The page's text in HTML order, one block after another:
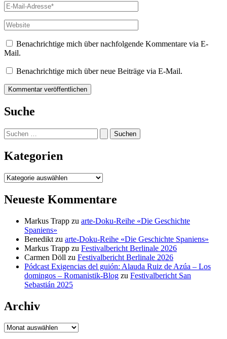
E-
Mail-
Adresse*
Website
Benachrichtige mich über nachfolgende Kommentare via E-
Mail.
Benachrichtige mich über neue Beiträge via E-Mail.
Suche
Suchen
nach:
Kategorien
Kategorien
Neueste Kommentare
Markus Trapp zu arte-Doku-Reihe «Die Geschichte
Spaniens»
Benedikt zu arte-Doku-Reihe «Die Geschichte Spaniens»
Markus Trapp zu Festivalbericht Berlinale 2026
Carmen Döll zu Festivalbericht Berlinale 2026
Pódcast Exigencias del guión: Alauda Ruiz de Azúa – Los
domingos – Romanistik-Blog zu Festivalbericht San
Sebastián 2025
Archiv
Archiv